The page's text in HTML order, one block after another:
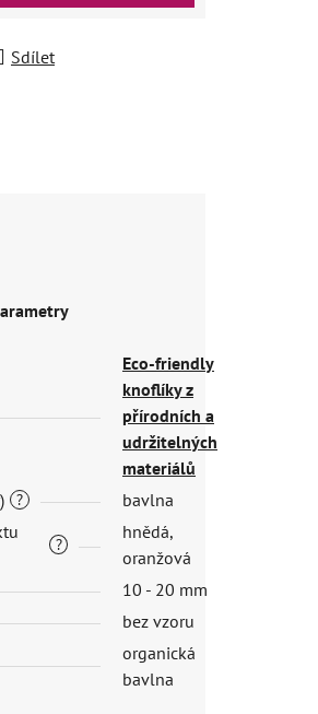
Sdílet
Eco-friendly
knoflíky z
přírodních a
udržitelných
materiálů
? bavlna
?
hnědá,
oranžová
10 - 20 mm
bez vzoru
organická
bavlna